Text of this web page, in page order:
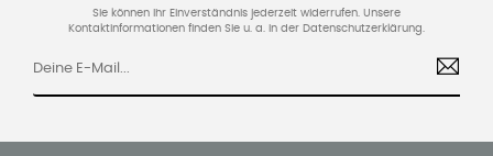
Sie können Ihr Einverständnis jederzeit widerrufen. Unsere
Kontaktinformationen finden Sie u. a. in der Datenschutzerklärung.